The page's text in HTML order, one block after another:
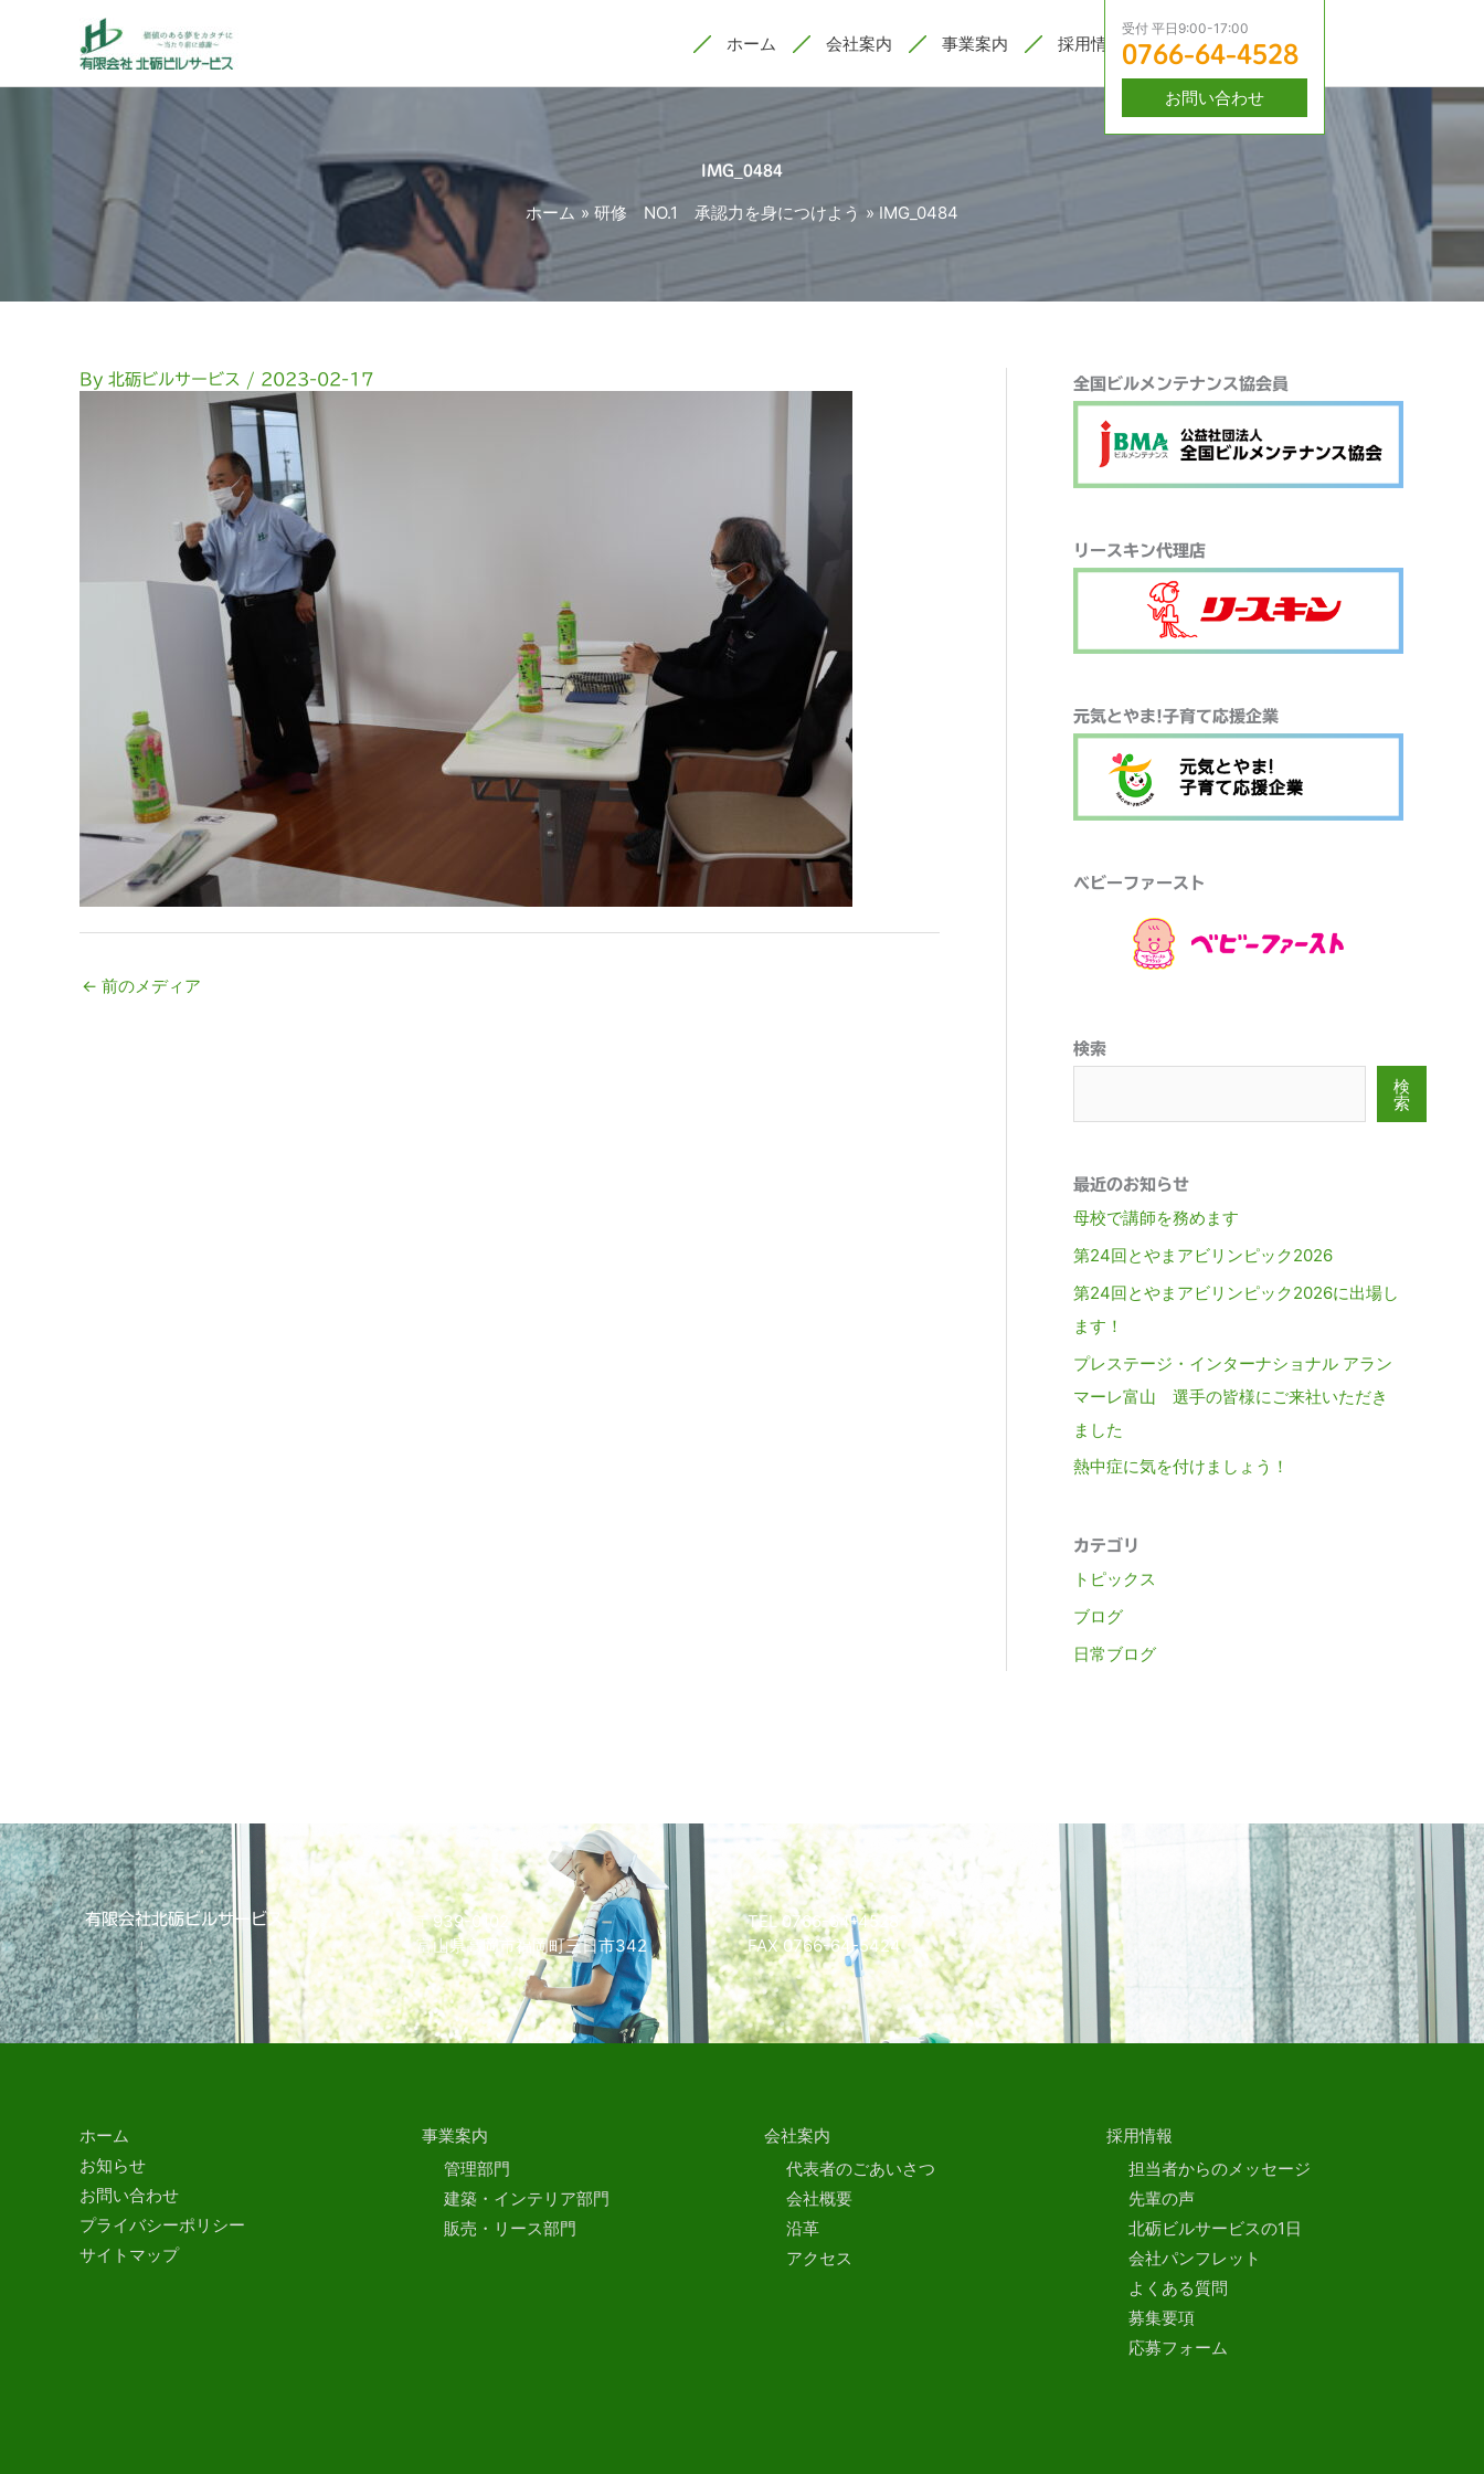
受付 平日9:00-17:00
0766-64-4528
お問い合わせ
ホーム 会社案内 事業案内 採用情報
IMG_0484
ホーム 研修 NO.1 承認力を身につけよう IMG_0484
By 北砺ビルサービス / 2023-02-17
← 前のメディア
全国ビルメンテナンス協会員
リースキン代理店
元気とやま!子育て応援企業
ベビーファースト
検索
検
検
索
最近のお知らせ
母校で講師を務めます
第24回とやまアビリンピック2026
第24回とやまアビリンピック2026に出場し
ます！
プレステージ・インターナショナル アラン
マーレ富山 選手の皆様にご来社いただき
ました
熱中症に気を付けましょう！
カテゴリ
トピックス
ブログ
日常ブログ
有限会社北砺ビルサービス
〒939-0102
富山県高岡市福岡町三日市342
TEL 0766-64-4528
FAX 0766-64-5424
ホーム
お知らせ
お問い合わせ
プライバシーポリシー
サイトマップ
事業案内
管理部門
建築・インテリア部門
販売・リース部門
会社案内
代表者のごあいさつ
会社概要
沿革
アクセス
採用情報
担当者からのメッセージ
先輩の声
北砺ビルサービスの1日
会社パンフレット
よくある質問
募集要項
応募フォーム